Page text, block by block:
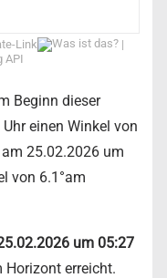
Link
|
API
Beginn dieser
einen Winkel von
25.02.2026 um
von 6.1°am
um 05:27
erreicht.